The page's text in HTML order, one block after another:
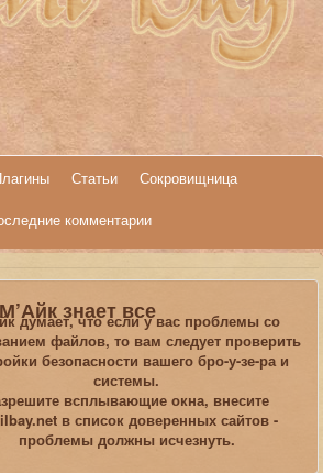
Статьи
Сокровищница
комментарии
юмор
Oblivion
М’Айк знает все
думает, что если у вас проблемы со
файлов, то вам следует проверить
безопасности вашего бро-у-зе-ра и
системы.
всплывающие окна, внесите
в список доверенных сайтов -
проблемы должны исчезнуть.